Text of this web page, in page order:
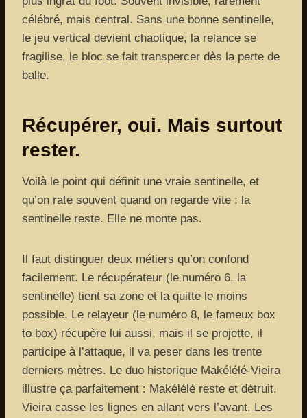
célébré, mais central. Sans une bonne sentinelle,
le jeu vertical devient chaotique, la relance se
fragilise, le bloc se fait transpercer dès la perte de
balle.
Récupérer, oui. Mais surtout
rester.
Voilà le point qui définit une vraie sentinelle, et
qu’on rate souvent quand on regarde vite : la
sentinelle reste. Elle ne monte pas.
Il faut distinguer deux métiers qu’on confond
facilement. Le récupérateur (le numéro 6, la
sentinelle) tient sa zone et la quitte le moins
possible. Le relayeur (le numéro 8, le fameux box
to box) récupère lui aussi, mais il se projette, il
participe à l’attaque, il va peser dans les trente
derniers mètres. Le duo historique Makélélé-Vieira
illustre ça parfaitement : Makélélé reste et détruit,
Vieira casse les lignes en allant vers l’avant. Les